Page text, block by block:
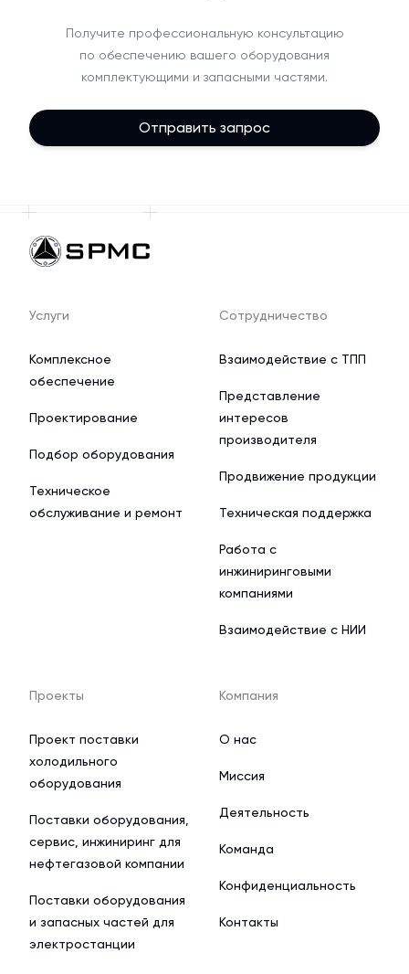
Получите профессиональную консультацию
по обеспечению вашего оборудования
комплектующими и запасными частями.
Отправить запрос
Услуги
Комплексное
обеспечение
Проектирование
Подбор оборудования
Техническое
обслуживание и ремонт
Сотрудничество
Взаимодействие с ТПП
Представление
интересов
производителя
Продвижение продукции
Техническая поддержка
Работа с
инжиниринговыми
компаниями
Взаимодействие с НИИ
Проекты
Проект поставки
холодильного
оборудования
Поставки оборудования,
сервис, инжиниринг для
нефтегазовой компании
Поставки оборудования
и запасных частей для
электростанции
Компания
О нас
Миссия
Деятельность
Команда
Конфиденциальность
Контакты